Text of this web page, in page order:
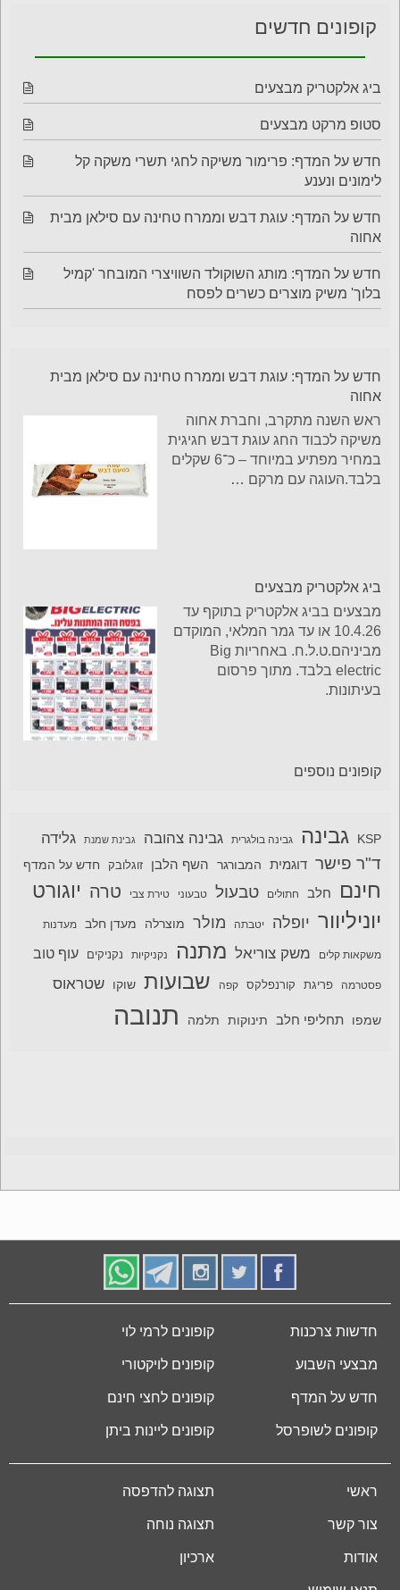
קופונים חדשים
ביג אלקטריק מבצעים
סטופ מרקט מבצעים
חדש על המדף: פרימור משיקה לחגי תשרי משקה קל
לימונים ונענע
חדש על המדף: עוגת דבש וממרח טחינה עם סילאן מבית
אחוה
חדש על המדף: מותג השוקולד השוויצרי המובחר 'קמיל
בלוך' משיק מוצרים כשרים לפסח
חדש על המדף: עוגת דבש וממרח טחינה עם סילאן מבית
אחוה
ראש השנה מתקרב, וחברת אחוה
משיקה לכבוד החג עוגת דבש חגיגית
במחיר מפתיע במיוחד – כ־6 שקלים
בלבד.העוגה עם מרקם …
ביג אלקטריק מבצעים
מבצעים בביג אלקטריק בתוקף עד
10.4.26 או עד גמר המלאי, המוקדם
מביניהם.ט.ל.ח. באחריות Big
electric בלבד. מתוך פרסום
בעיתונות.
קופונים נוספים
KSP גבינה גבינה בולגרית גבינה צהובה גבינת שמנת גלידה
ד"ר פישר דוגמית המבורגר השף הלבן זוגלובק חדש על המדף
חינם חלב חתולים טבעול טבעוני טירת צבי טרה יוגורט
יוניליוור יופלה יטבתה מולר מוצרלה מעדן חלב מעדנות
משקאות קלים משק צוריאל מתנה נקניקיות נקניקים עוף טוב
פסטרמה פריגת קורנפלקס קפה שבועות שוקו שטראוס
שמפו תחליפי חלב תינוקות תלמה תנובה
חדשות צרכנות
מבצעי השבוע
חדש על המדף
קופונים לשופרסל
קופונים לרמי לוי
קופונים לויקטורי
קופונים לחצי חינם
קופונים ליינות ביתן
ראשי
צור קשר
אודות
תצוגה להדפסה
תצוגה נוחה
ארכיון